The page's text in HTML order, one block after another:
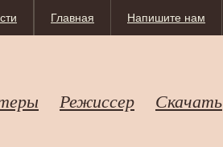
Напишите нам
Главная
Режиссер Скачать